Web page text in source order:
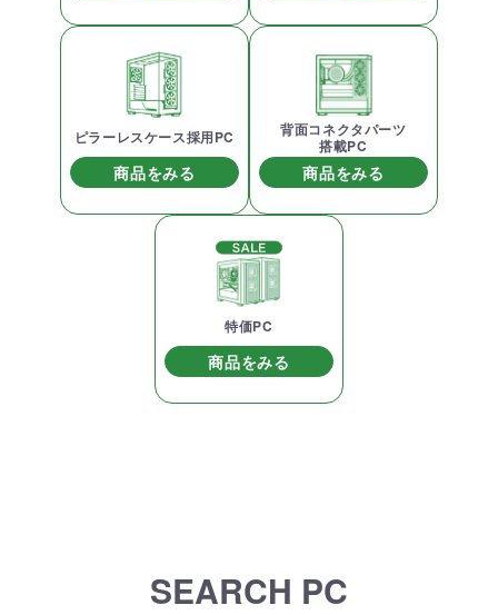
ピラーレスケース採用PC
商品をみる
背面コネクタパーツ
搭載PC
商品をみる
特価PC
商品をみる
SEARCH PC